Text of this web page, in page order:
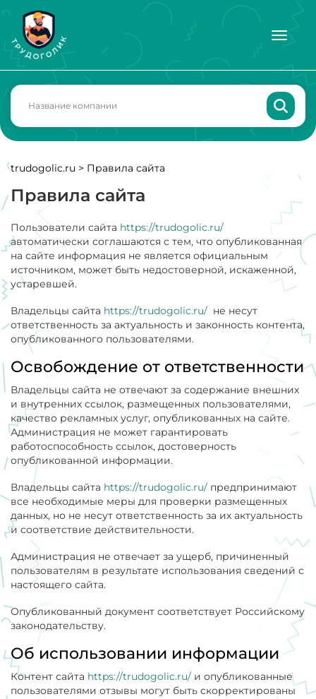
trudogolic.ru > Правила сайта
Правила сайта
Пользователи сайта https://trudogolic.ru/
автоматически соглашаются с тем, что опубликованная
на сайте информация не является официальным
источником, может быть недостоверной, искаженной,
устаревшей.
Владельцы сайта https://trudogolic.ru/ не несут
ответственность за актуальность и законность контента,
опубликованного пользователями.
Освобождение от ответственности
Владельцы сайта не отвечают за содержание внешних
и внутренних ссылок, размещенных пользователями,
качество рекламных услуг, опубликованных на сайте.
Администрация не может гарантировать
работоспособность ссылок, достоверность
опубликованной информации.
Владельцы сайта https://trudogolic.ru/ предпринимают
все необходимые меры для проверки размещенных
данных, но не несут ответственность за их актуальность
и соответствие действительности.
Администрация не отвечает за ущерб, причиненный
пользователям в результате использования сведений с
настоящего сайта.
Опубликованный документ соответствует Российскому
законодательству.
Об использовании информации
Контент сайта https://trudogolic.ru/ и опубликованные
пользователями отзывы могут быть скорректированы